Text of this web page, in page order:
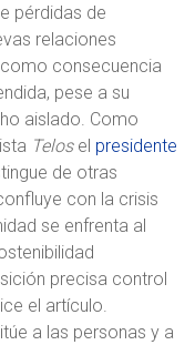
pérdidas de
relaciones
consecuencia
pese a su
aislado. Como
Telosel presidente
de otras
con la crisis
se enfrenta al
precisa control
el artículo.
a las personas y a